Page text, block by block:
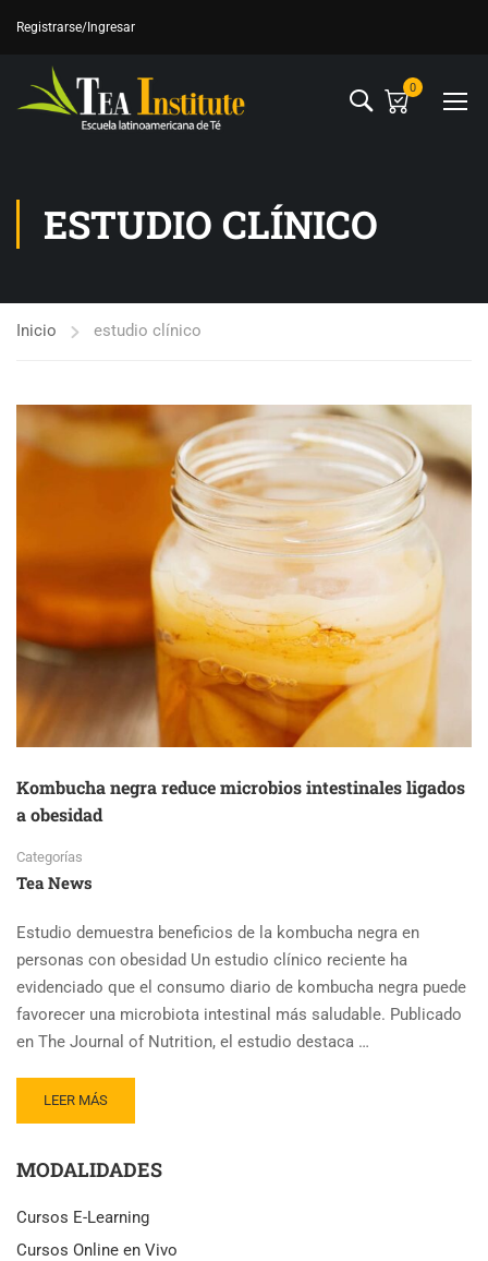
Registrarse/Ingresar
0
ESTUDIO CLÍNICO
Inicio estudio clínico
Kombucha negra reduce microbios intestinales ligados
a obesidad
Categorías
Tea News
Estudio demuestra beneficios de la kombucha negra en
personas con obesidad Un estudio clínico reciente ha
evidenciado que el consumo diario de kombucha negra puede
favorecer una microbiota intestinal más saludable. Publicado
en The Journal of Nutrition, el estudio destaca …
READ
MORE
KOMBUCHA
REDUCE
INTESTINALES
LEER MÁS
MODALIDADES
Cursos E-Learning
Cursos Online en Vivo